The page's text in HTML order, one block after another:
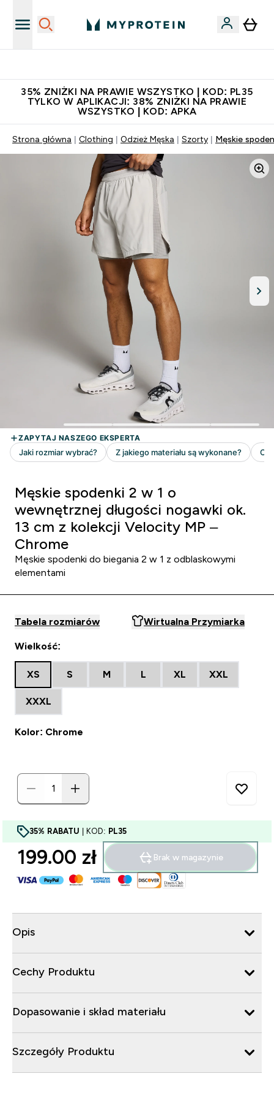
35% ZNIŻKI NA PRAWIE WSZYSTKO | KOD: PL35
TYLKO W APLIKACJI: 38% ZNIŻKI NA PRAWIE
WSZYSTKO | KOD: APKA
Strona główna Clothing Odzież Męska Szorty Męskie
Męskie spodenki 2 w 1 o
wewnętrznej długości nogawki ok.
13 cm z kolekcji Velocity MP –
Chrome
Męskie spodenki do biegania 2 w 1 z odblaskowymi
elementami
Tabela rozmiarów Wirtualna Przymiarka
Wielkość:
XS S M L XL XXL
XXXL
Kolor: Chrome
35% RABATU | KOD: PL35
199.00 zł‎ Brak w magazynie
Opis
Cechy Produktu
Dopasowanie i skład materiału
Szczegóły Produktu